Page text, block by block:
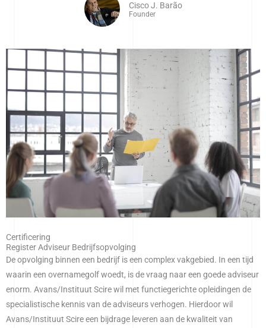
Cisco J. Barão
Founder
Certificering
Register Adviseur Bedrijfsopvolging
De opvolging binnen een bedrijf is een complex vakgebied. In een tijd
waarin een overnamegolf woedt, is de vraag naar een goede adviseur
enorm. Avans/Instituut Scire wil met functiegerichte opleidingen de
specialistische kennis van de adviseurs verhogen. Hierdoor wil
Avans/Instituut Scire een bijdrage leveren aan de kwaliteit van